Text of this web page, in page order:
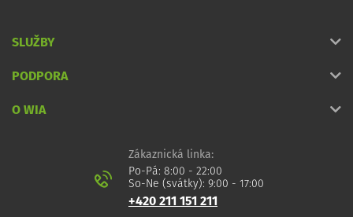
SLUŽBY
PODPORA
O WIA
Zákaznická linka:
Po-Pá: 8:00 - 22:00
So-Ne (svátky): 9:00 - 17:00
+420 211 151 211